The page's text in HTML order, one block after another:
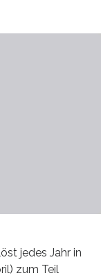
jedes Jahr in
zum Teil